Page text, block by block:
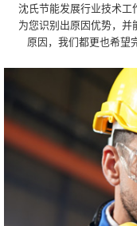
沈氏节能发展行业技术工
为您识别出原因优势，并
原因，我们都更也希望